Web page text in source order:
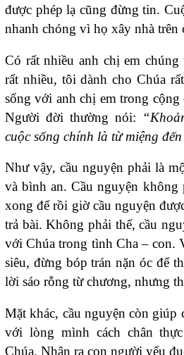
được phép lạ cũng đừng tin.
nhanh chóng vì họ xây nhà trên
Có rất nhiều anh chị em
rất nhiều, tôi dành cho Chúa
sống với anh chị em trong cộng
Người đời thường nói:
cuộc sống chính là từ miệng
Như vậy, cầu nguyện phải là
và bình an. Cầu nguyện không
xong để rồi giờ cầu nguyện
trả bài. Không phải thế, cầu
với Chúa trong tình Cha – con.
siêu, đừng bóp trán nặn óc để
lời sáo rỗng từ chương, nhưng
Mặt khác, cầu nguyện còn giúp
với lòng mình cách chân
Chúa. Nhận ra con người yếu